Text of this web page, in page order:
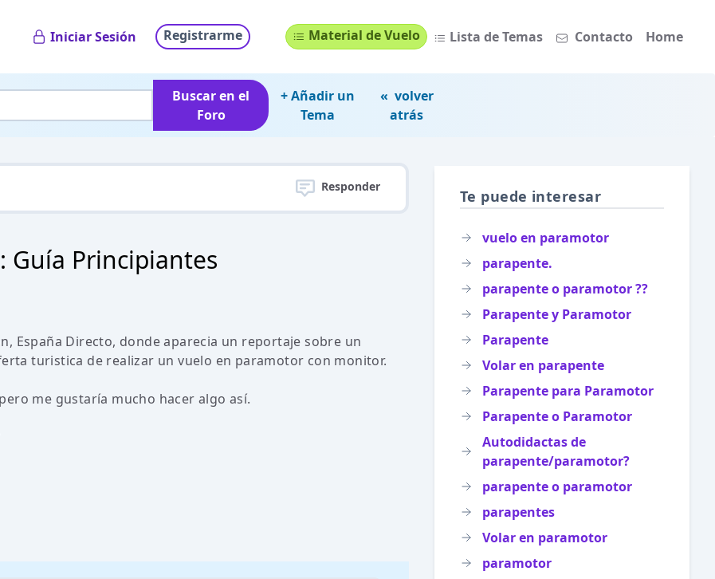
Iniciar Sesión Registrarme Material de Vuelo Lista de Temas Contacto Home
Buscar en el
Foro
+ Añadir un
Tema
« volver
atrás
Responder
Guía Principiantes
España Directo, donde aparecia un reportaje sobre un
turistica de realizar un vuelo en paramotor con monitor.
me gustaría mucho hacer algo así.
Te puede interesar
vuelo en paramotor
parapente.
parapente o paramotor ??
Parapente y Paramotor
Parapente
Volar en parapente
Parapente para Paramotor
Parapente o Paramotor
Autodidactas de
parapente/paramotor?
parapente o paramotor
parapentes
Volar en paramotor
paramotor